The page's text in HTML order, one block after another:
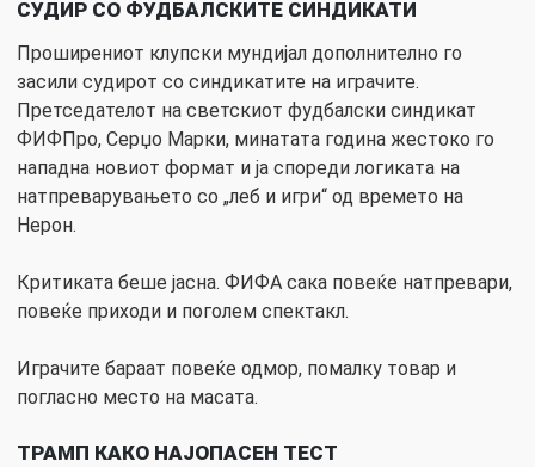
СУДИР СО ФУДБАЛСКИТЕ СИНДИКАТИ
Проширениот клупски мундијал дополнително го
засили судирот со синдикатите на играчите.
Претседателот на светскиот фудбалски синдикат
ФИФПро, Серџо Марки, минатата година жестоко го
нападна новиот формат и ја спореди логиката на
натпреварувањето со „леб и игри“ од времето на
Нерон.
Критиката беше јасна. ФИФА сака повеќе натпревари,
повеќе приходи и поголем спектакл.
Играчите бараат повеќе одмор, помалку товар и
погласно место на масата.
ТРАМП КАКО НАЈОПАСЕН ТЕСТ